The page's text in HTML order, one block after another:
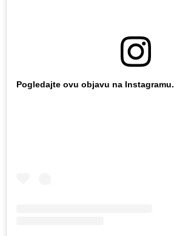
Pogledajte ovu objavu na Instagramu.